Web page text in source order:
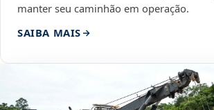
manter seu caminhão em operação.
SAIBA MAIS